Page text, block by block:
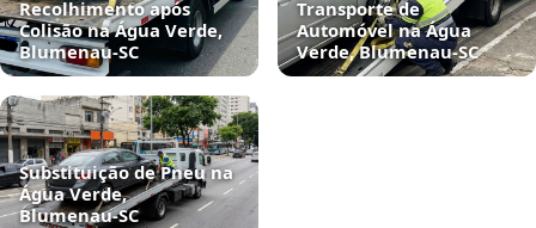
Recolhimento após
Colisão na Água Verde,
Blumenau‑SC
Transporte de
Automóvel na Água
Verde, Blumenau‑SC
Substituição de Pneu na
Água Verde,
Blumenau‑SC